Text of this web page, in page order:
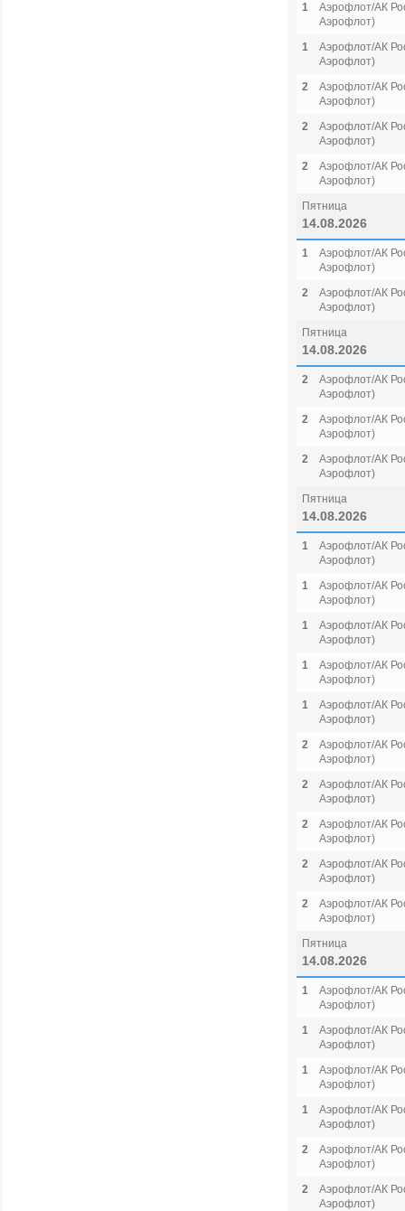
1
Аэрофлот/АК
Аэрофлот)
1
Аэрофлот/АК
Аэрофлот)
2
Аэрофлот/АК
Аэрофлот)
2
Аэрофлот/АК
Аэрофлот)
2
Аэрофлот/АК
Аэрофлот)
Пятница
14.08.2026
1
Аэрофлот/АК
Аэрофлот)
2
Аэрофлот/АК
Аэрофлот)
Пятница
14.08.2026
2
Аэрофлот/АК
Аэрофлот)
2
Аэрофлот/АК
Аэрофлот)
2
Аэрофлот/АК
Аэрофлот)
Пятница
14.08.2026
1
Аэрофлот/АК
Аэрофлот)
1
Аэрофлот/АК
Аэрофлот)
1
Аэрофлот/АК
Аэрофлот)
1
Аэрофлот/АК
Аэрофлот)
1
Аэрофлот/АК
Аэрофлот)
2
Аэрофлот/АК
Аэрофлот)
2
Аэрофлот/АК
Аэрофлот)
2
Аэрофлот/АК
Аэрофлот)
2
Аэрофлот/АК
Аэрофлот)
2
Аэрофлот/АК
Аэрофлот)
Пятница
14.08.2026
1
Аэрофлот/АК
Аэрофлот)
1
Аэрофлот/АК
Аэрофлот)
1
Аэрофлот/АК
Аэрофлот)
1
Аэрофлот/АК
Аэрофлот)
2
Аэрофлот/АК
Аэрофлот)
2
Аэрофлот/АК
Аэрофлот)